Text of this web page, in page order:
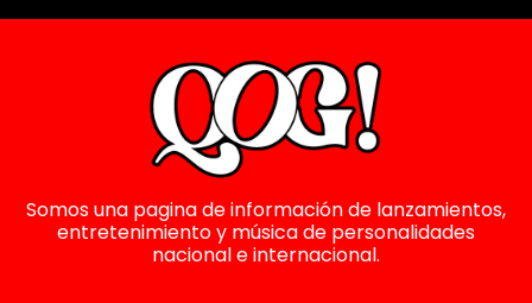
Somos una pagina de información de lanzamientos,
entretenimiento y música de personalidades
nacional e internacional.